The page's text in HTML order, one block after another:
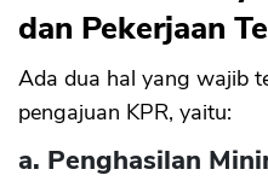
dan Pekerjaan
Ada dua hal yang wajib
pengajuan KPR, yaitu:
a. Penghasilan